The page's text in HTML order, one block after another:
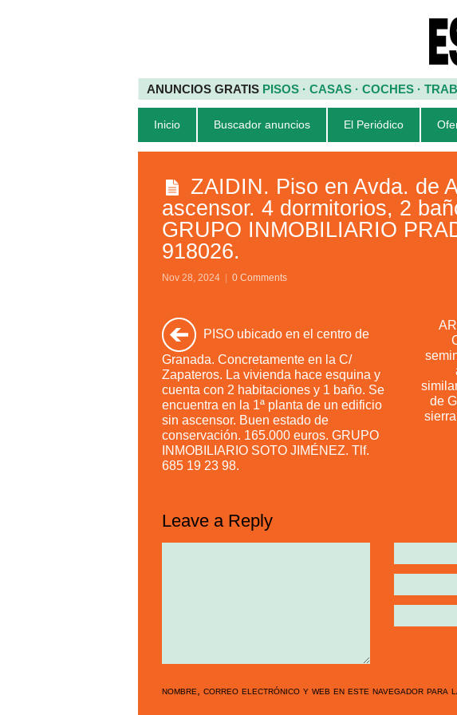
ANUNCIOS GRATIS PISOS · CASAS · COCHES ·
Inicio Buscador anuncios El Periódico
ZAIDIN. Piso en Avda. de
ascensor. 4 dormitorios, 2
GRUPO INMOBILIARIO
918026.
Nov 28, 2024 0 Comments
PISO ubicado en el centro de
Granada. Concretamente en la C/
Zapateros. La vivienda hace esquina y
cuenta con 2 habitaciones y 1 baño. Se
encuentra en la 1ª planta de un edificio
sin ascensor. Buen estado de
conservación. 165.000 euros. GRUPO
INMOBILIARIO SOTO JIMÉNEZ. Tlf.
685 19 23 98.
de
Leave a Reply
nombre, correo electrónico y web en este navegador para